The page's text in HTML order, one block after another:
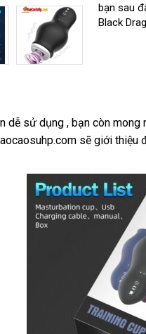
bạn sau
Black
dễ sử dụng tại
nhà
, bạn còn thanh
lý
mong
nổi
sẽ giới thiệu